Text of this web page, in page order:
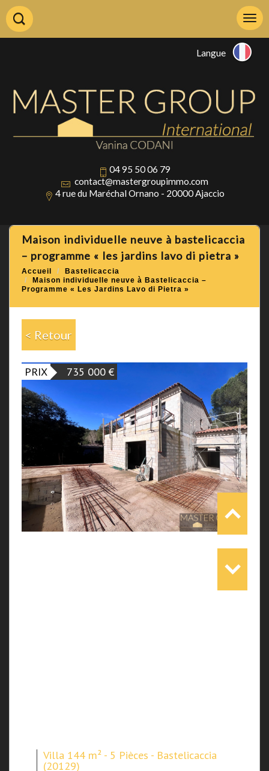
Langue
04 95 50 06 79
contact@mastergroupimmo.com
4 rue du Maréchal Ornano - 20000 Ajaccio
maison individuelle neuve à bastelicaccia
– programme « les jardins lavo di pietra »
Accueil
Bastelicaccia
Maison individuelle neuve à Bastelicaccia –
Programme « Les Jardins Lavo di Pietra »
< Retour
PRIX 735 000 €
Villa 144 m² - 5 Pièces - Bastelicaccia
(20129)